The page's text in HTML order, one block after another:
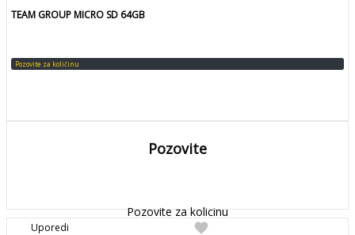
TEAM GROUP MICRO SD 64GB
Pozovite za količinu
Pozovite
Pozovite za kolicinu
favorite
Uporedi